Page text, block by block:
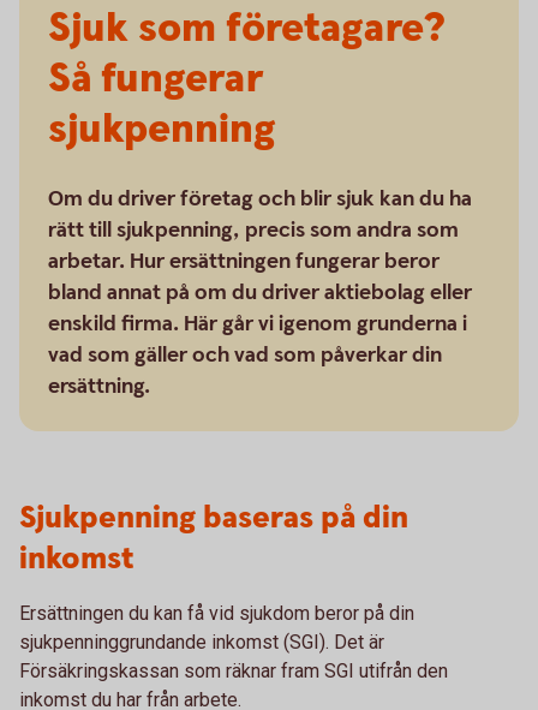
Sjuk som företagare?
Så fungerar
sjukpenning
Om du driver företag och blir sjuk kan du ha
rätt till sjukpenning, precis som andra som
arbetar. Hur ersättningen fungerar beror
bland annat på om du driver aktiebolag eller
enskild firma. Här går vi igenom grunderna i
vad som gäller och vad som påverkar din
ersättning.
Sjukpenning baseras på din
inkomst
Ersättningen du kan få vid sjukdom beror på din
sjukpenninggrundande inkomst (SGI). Det är
Försäkringskassan som räknar fram SGI utifrån den
inkomst du har från arbete.